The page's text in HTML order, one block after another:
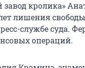
кролика»
лишения
службе суда.
операций.